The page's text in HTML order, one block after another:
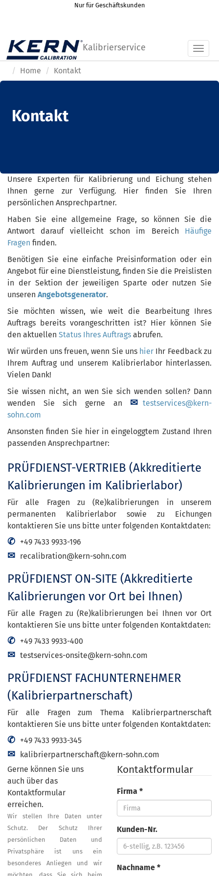
Nur für Geschäftskunden
Kalibrierservice
Home Kontakt
Kontakt
Unsere Experten für Kalibrierung und Eichung stehen
Ihnen gerne zur Verfügung. Hier finden Sie Ihren
persönlichen Ansprechpartner.
Haben Sie eine allgemeine Frage, so können Sie die
Antwort darauf vielleicht schon im Bereich Häufige
Fragen finden.
Benötigen Sie eine einfache Preisinformation oder ein
Angebot für eine Dienstleistung, finden Sie die Preislisten
in der Sektion der jeweiligen Sparte oder nutzen Sie
unseren Angebotsgenerator.
Sie möchten wissen, wie weit die Bearbeitung Ihres
Auftrags bereits vorangeschritten ist? Hier können Sie
den aktuellen Status Ihres Auftrags abrufen.
Wir würden uns freuen, wenn Sie uns hier Ihr Feedback zu
Ihrem Auftrag und unserem Kalibrierlabor hinterlassen.
Vielen Dank!
Sie wissen nicht, an wen Sie sich wenden sollen? Dann
wenden Sie sich gerne an
testservices@kern-
sohn.com
Ansonsten finden Sie hier in eingeloggtem Zustand Ihren
passenden Ansprechpartner:
PRÜFDIENST-VERTRIEB (Akkreditierte
Kalibrierungen im Kalibrierlabor)
Für alle Fragen zu (Re)kalibrierungen in unserem
permanenten Kalibrierlabor sowie zu Eichungen
kontaktieren Sie uns bitte unter folgenden Kontaktdaten:
+49 7433 9933-196
recalibration@kern-sohn.com
PRÜFDIENST ON-SITE (Akkreditierte
Kalibrierungen vor Ort bei Ihnen)
Für alle Fragen zu (Re)kalibrierungen bei Ihnen vor Ort
kontaktieren Sie uns bitte unter folgenden Kontaktdaten:
+49 7433 9933-400
testservices-onsite@kern-sohn.com
PRÜFDIENST FACHUNTERNEHMER
(Kalibrierpartnerschaft)
Für alle Fragen zum Thema Kalibrierpartnerschaft
kontaktieren Sie uns bitte unter folgenden Kontaktdaten:
+49 7433 9933-345
kalibrierpartnerschaft@kern-sohn.com
Gerne können Sie uns
auch über das
Kontaktformular
erreichen.
Wir stellen Ihre Daten unter
Schutz. Der Schutz Ihrer
persönlichen Daten und
Privatsphäre ist uns ein
besonderes Anliegen und wir
Kontaktformular
Firma *
Kunden-Nr.
Nachname *